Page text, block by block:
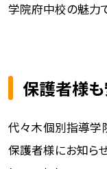
学院府中校の魅力
保護者様
代々木個別指導学
保護者様にお知ら